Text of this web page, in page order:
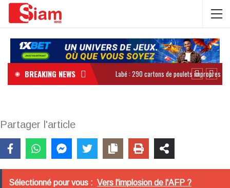
BREAKING NEWS
Partager l'article
Sélectionné pour vous : Vers l'implosion de l'AFP ?